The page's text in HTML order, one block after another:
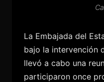
La Embajada del
bajo la intervención
llevó a cabo una
participaron once